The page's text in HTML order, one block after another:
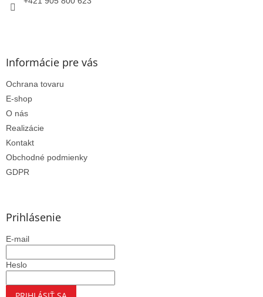
Informácie pre vás
Ochrana tovaru
E-shop
O nás
Realizácie
Kontakt
Obchodné podmienky
GDPR
Prihlásenie
E-mail
Heslo